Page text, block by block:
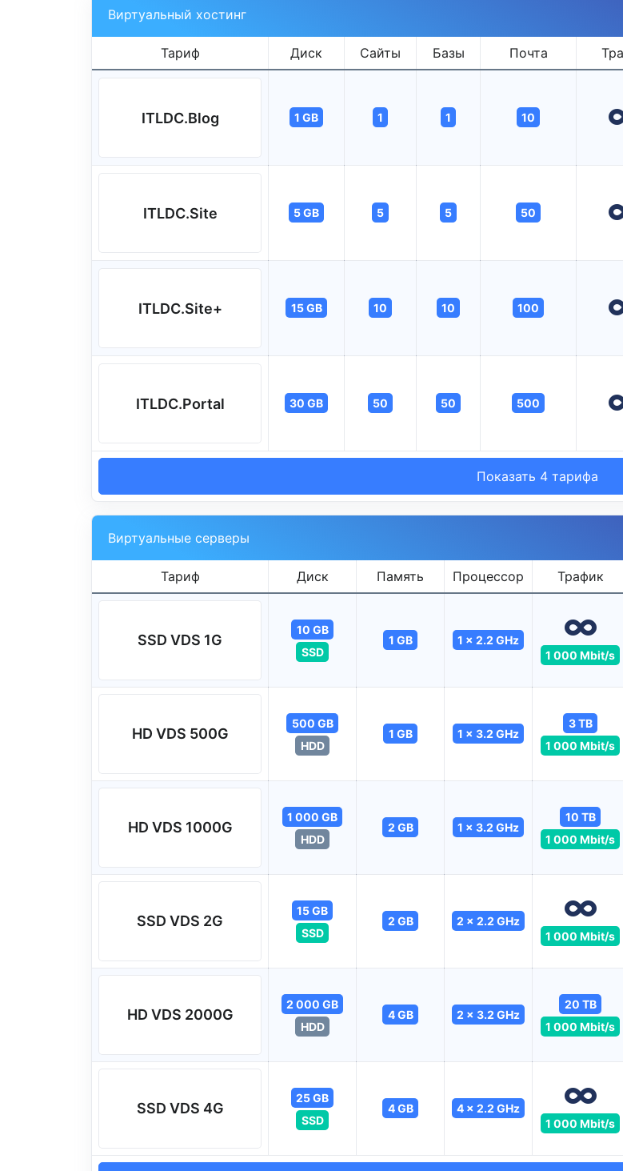
Виртуальный хостинг
Тариф Диск Сайты Базы Почта
ITLDC.Blog 1 GB 1 1 10
ITLDC.Site 5 GB 5 5 50
ITLDC.Site+ 15 GB 10 10 100
ITLDC.Portal 30 GB 50 50 500
Показать 4 тарифа
Виртуальные серверы
Тариф Диск Память Процессор Трафик
SSD VDS 1G
10 GB
SSD
1 GB
1 x 2.2 GHz
1 000 Mbit/s
HD VDS 500G
500 GB
HDD
1 GB 1 x 3.2 GHz
3 TB
1 000 Mbit/s
HD VDS 1000G
1 000 GB
HDD
2 GB 1 x 3.2 GHz
10 TB
1 000 Mbit/s
SSD VDS 2G
15 GB
SSD
2 GB
2 x 2.2 GHz
1 000 Mbit/s
HD VDS 2000G
2 000 GB
HDD
4 GB 2 x 3.2 GHz
20 TB
1 000 Mbit/s
SSD VDS 4G
25 GB
SSD
4 GB
4 x 2.2 GHz
1 000 Mbit/s